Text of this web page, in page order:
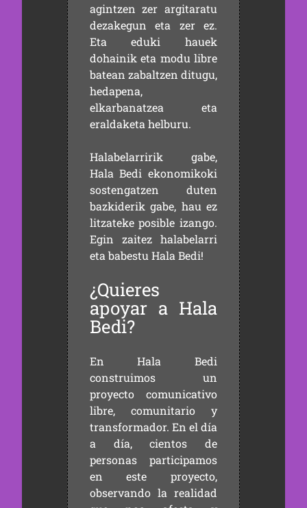
agintzen zer argitaratu
dezakegun eta zer ez.
Eta eduki hauek
dohainik eta modu libre
batean zabaltzen ditugu,
hedapena,
elkarbanatzea eta
eraldaketa helburu.
Halabelarririk gabe,
Hala Bedi ekonomikoki
sostengatzen duten
bazkiderik gabe, hau ez
litzateke posible izango.
Egin zaitez halabelarri
eta babestu Hala Bedi!
¿Quieres
apoyar a Hala
Bedi?
En Hala Bedi
construimos un
proyecto comunicativo
libre, comunitario y
transformador. En el día
a día, cientos de
personas participamos
en este proyecto,
observando la realidad